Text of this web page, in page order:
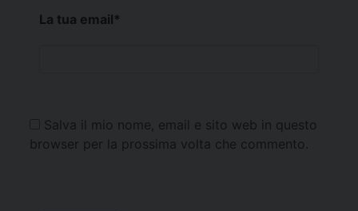
La tua email*
Salva il mio nome, email e sito web in questo
browser per la prossima volta che commento.